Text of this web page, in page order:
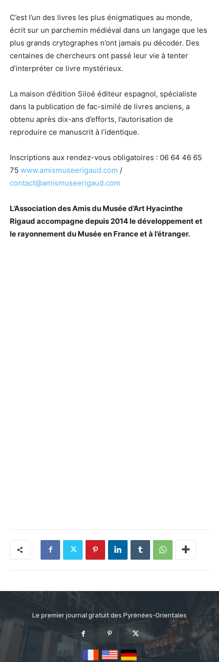
C’est l’un des livres les plus énigmatiques au monde,
écrit sur un parchemin médiéval dans un langage que les
plus grands crytographes n’ont jamais pu décoder. Des
centaines de chercheurs ont passé leur vie à tenter
d’interpréter ce livre mystérieux.
La maison d’édition Siloé éditeur espagnol, spécialiste
dans la publication de fac-similé de livres anciens, a
obtenu après dix-ans d’efforts, l’autorisation de
reproduire ce manuscrit à l’identique.
Inscriptions aux rendez-vous obligatoires : 06 64 46 65
75 www.amismuseerigaud.com /
contact@amismuseerigaud.com
L’Association des Amis du Musée d’Art Hyacinthe
Rigaud accompagne depuis 2014 le développement et
le rayonnement du Musée en France et à l’étranger.
Le premier journal gratuit des Pyrénées-Orientales